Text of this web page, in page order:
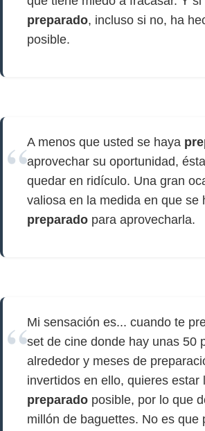
preparado, incluso si no, ha
posible.
A menos que usted se haya
aprovechar su oportunidad,
quedar en ridículo. Una gran
valiosa en la medida en que se
preparado para aprovecharla.
Mi sensación es... cuando te
set de cine donde hay unas 50
alrededor y meses de
invertidos en ello, quieres estar
preparado posible, por lo que
millón de baguettes. No es que